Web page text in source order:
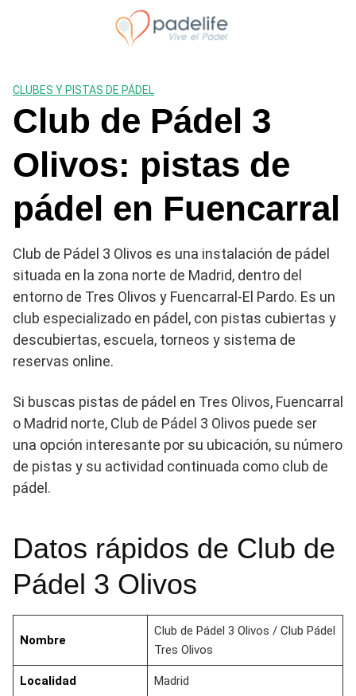
CLUBES Y PISTAS DE PÁDEL
Club de Pádel 3
Olivos: pistas de
pádel en Fuencarral
Club de Pádel 3 Olivos es una instalación de pádel
situada en la zona norte de Madrid, dentro del
entorno de Tres Olivos y Fuencarral-El Pardo. Es un
club especializado en pádel, con pistas cubiertas y
descubiertas, escuela, torneos y sistema de
reservas online.
Si buscas pistas de pádel en Tres Olivos, Fuencarral
o Madrid norte, Club de Pádel 3 Olivos puede ser
una opción interesante por su ubicación, su número
de pistas y su actividad continuada como club de
pádel.
Datos rápidos de Club de
Pádel 3 Olivos
Nombre
Club de Pádel 3 Olivos / Club Pádel
Tres Olivos
Localidad Madrid